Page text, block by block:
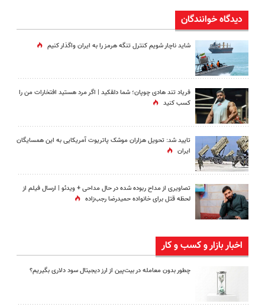
دیدگاه خوانندگان
شاید ناچار شویم کنترل تنگه هرمز را به ایران واگذار کنیم
فریاد تند هادی چوپان؛‌ شما دلقکید | اگر مرد هستید افتخارات من را
کسب کنید
تایید شد: تحویل هزاران موشک پاتریوت آمریکایی به این همسایگان
ایران
تصاویری از مداح ربوده شده در حال مداحی + ویدئو | ارسال فیلم از
لحظه قتل برای خانواده‌ حمیدرضا رجب‌زاده
اخبار بازار و کسب و کار
چطور بدون معامله در بیت‌پین از ارز دیجیتال سود دلاری بگیریم؟